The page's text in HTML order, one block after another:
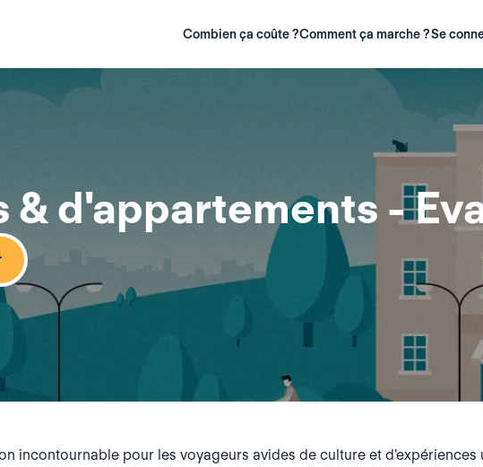
Combien ça coûte ?Comment ça marche ?Se
& d'appartements -
incontournable pour les voyageurs avides de culture et d'expériences